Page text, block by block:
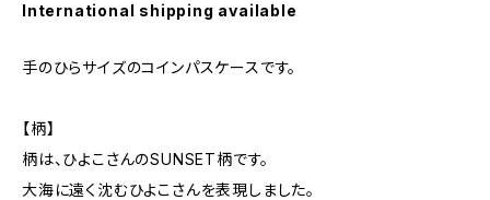
International shipping available
手のひらサイズのコインパスケースです。
【柄】
柄は、ひよこさんのSUNSET柄です。
大海に遠く沈むひよこさんを表現しました。